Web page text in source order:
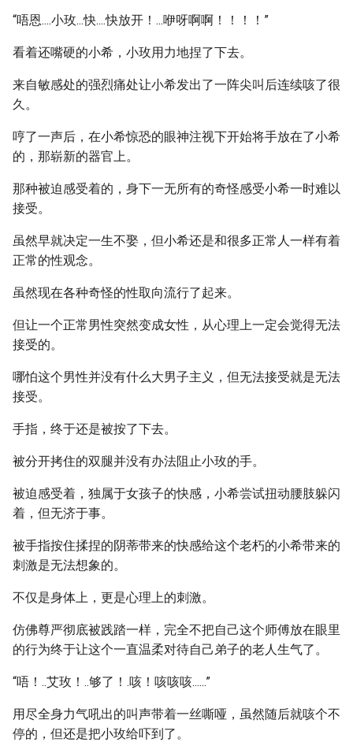
“唔恩....小玫...快....快放开！...咿呀啊啊！！！！”
看着还嘴硬的小希，小玫用力地捏了下去。
来自敏感处的强烈痛处让小希发出了一阵尖叫后连续咳了很
久。
哼了一声后，在小希惊恐的眼神注视下开始将手放在了小希
的，那崭新的器官上。
那种被迫感受着的，身下一无所有的奇怪感受小希一时难以
接受。
虽然早就决定一生不娶，但小希还是和很多正常人一样有着
正常的性观念。
虽然现在各种奇怪的性取向流行了起来。
但让一个正常男性突然变成女性，从心理上一定会觉得无法
接受的。
哪怕这个男性并没有什么大男子主义，但无法接受就是无法
接受。
手指，终于还是被按了下去。
被分开拷住的双腿并没有办法阻止小玫的手。
被迫感受着，独属于女孩子的快感，小希尝试扭动腰肢躲闪
着，但无济于事。
被手指按住揉捏的阴蒂带来的快感给这个老朽的小希带来的
刺激是无法想象的。
不仅是身体上，更是心理上的刺激。
仿佛尊严彻底被践踏一样，完全不把自己这个师傅放在眼里
的行为终于让这个一直温柔对待自己弟子的老人生气了。
“唔！..艾玫！..够了！.咳！咳咳咳......”
用尽全身力气吼出的叫声带着一丝嘶哑，虽然随后就咳个不
停的，但还是把小玫给吓到了。